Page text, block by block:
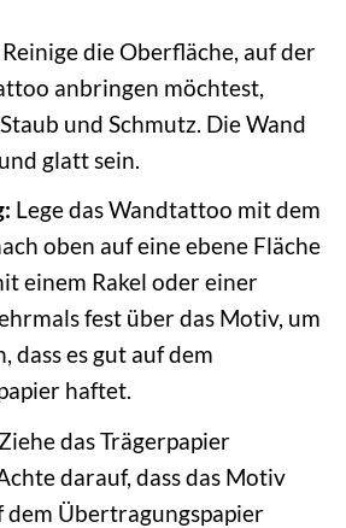
Reinige die Oberfläche, auf der
anbringen möchtest,
und Schmutz. Die Wand
glatt sein.
Lege das Wandtattoo mit dem
oben auf eine ebene Fläche
einem Rakel oder einer
fest über das Motiv, um
dass es gut auf dem
haftet.
Ziehe das Trägerpapier
darauf, dass das Motiv
dem Übertragungspapier